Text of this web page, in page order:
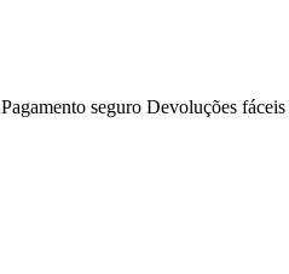
Pagamento seguro Devoluções fáceis